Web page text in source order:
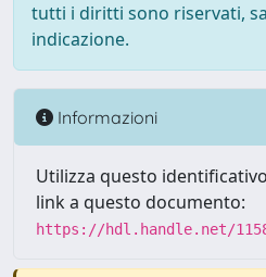
tutti i diritti sono riservati,
indicazione.
Informazioni
Utilizza questo
link a questo documento:
https://hdl.handle.net/